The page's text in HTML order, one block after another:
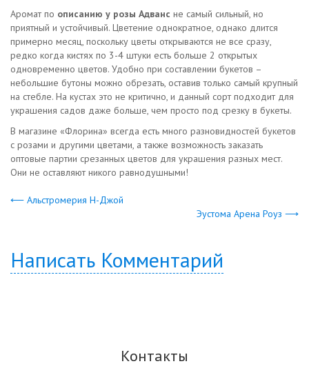
Аромат по описанию у розы Адванс не самый сильный, но
приятный и устойчивый. Цветение однократное, однако длится
примерно месяц, поскольку цветы открываются не все сразу,
редко когда кистях по 3-4 штуки есть больше 2 открытых
одновременно цветов. Удобно при составлении букетов –
небольшие бутоны можно обрезать, оставив только самый крупный
на стебле. На кустах это не критично, и данный сорт подходит для
украшения садов даже больше, чем просто под срезку в букеты.
В магазине «Флорина» всегда есть много разновидностей букетов
с розами и другими цветами, а также возможность заказать
оптовые партии срезанных цветов для украшения разных мест.
Они не оставляют никого равнодушными!
⟵ Альстромерия Н-Джой
Эустома Арена Роуз ⟶
Написать Комментарий
Контакты